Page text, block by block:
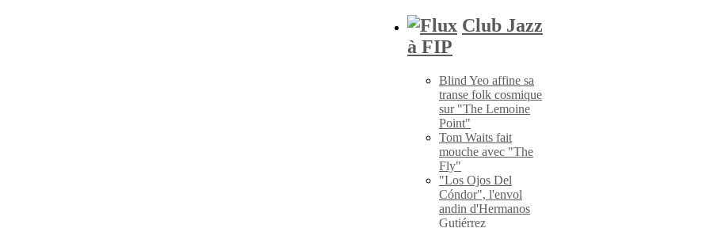
Club Jazz
à FIP
Blind Yeo affine sa
transe folk cosmique
sur "The Lemoine
Point"
Tom Waits fait
mouche avec "The
Fly"
"Los Ojos Del
Cóndor", l'envol
andin d'Hermanos
Gutiérrez